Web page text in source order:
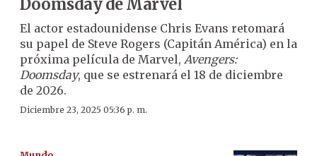
Doomsday de Marvel
El actor estadounidense Chris Evans retomará
su papel de Steve Rogers (Capitán América) en la
próxima película de Marvel, Avengers:
Doomsday, que se estrenará el 18 de diciembre
de 2026.
Diciembre 23, 2025 05:36 p. m.